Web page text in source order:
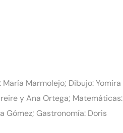
Marmolejo; Dibujo: Yomira
y Ana Ortega; Matemáticas:
Gómez; Gastronomía: Doris